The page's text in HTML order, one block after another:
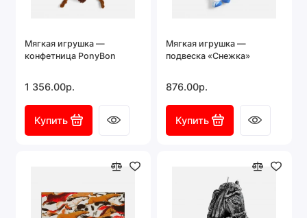
Мягкая игрушка —
конфетница PonyBon
1 356.00р.
Купить
Мягкая игрушка —
подвеска «Снежка»
876.00р.
Купить